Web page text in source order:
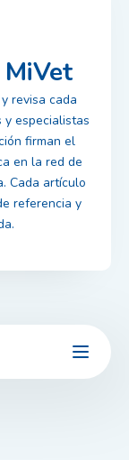
revisa cada
especialistas
firman el
en la red de
Cada artículo
referencia y